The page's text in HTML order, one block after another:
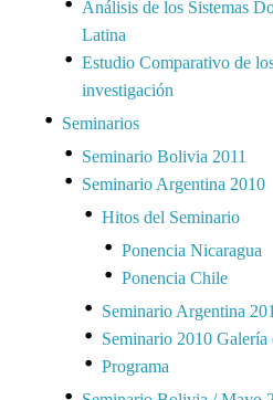
Análisis de los Sistemas
Latina
Estudio Comparativo de
investigación
Seminarios
Seminario Bolivia 2011
Seminario Argentina 2010
Hitos del Seminario
Ponencia Nicaragua
Ponencia Chile
Seminario Argentina
Seminario 2010 Galería
Programa